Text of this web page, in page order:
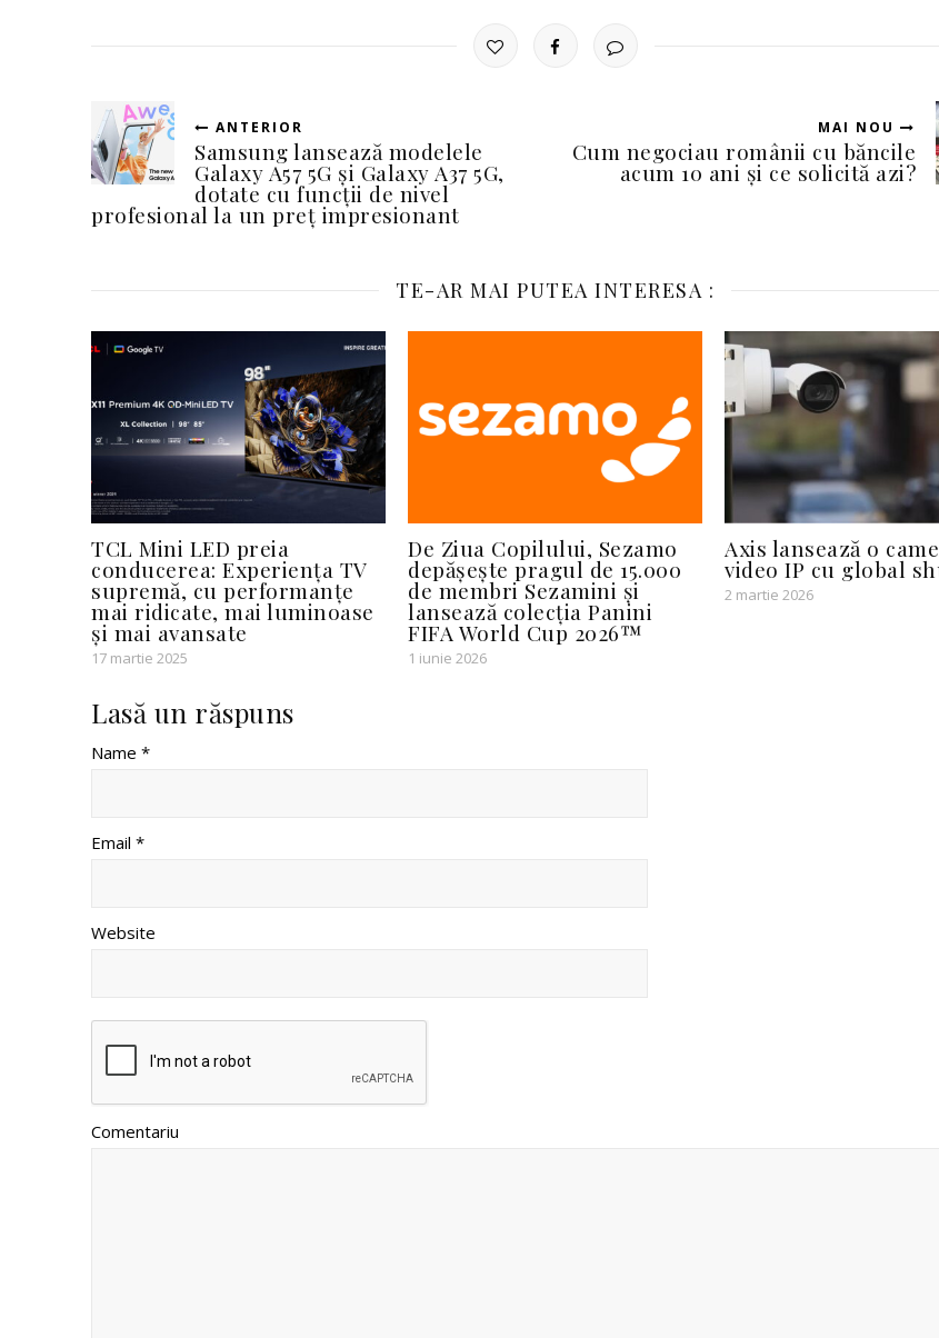
ANTERIOR
Samsung lansează modelele
Galaxy A57 5G și Galaxy A37 5G,
dotate cu funcții de nivel
profesional la un preț impresionant
MAI NOU
Cum negociau românii cu băncile
acum 10 ani și ce solicită azi?
TE-AR MAI PUTEA INTERESA :
TCL Mini LED preia
conducerea: Experiența TV
supremă, cu performanțe
mai ridicate, mai luminoase
și mai avansate
17 martie 2025
De Ziua Copilului, Sezamo
depășește pragul de 15.000
de membri Sezamini și
lansează colecția Panini
FIFA World Cup 2026™
1 iunie 2026
Axis lansează o
video IP cu global
2 martie 2026
Lasă un răspuns
Name *
Email *
Website
Comentariu